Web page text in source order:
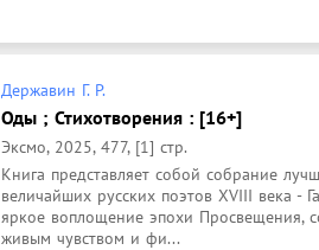
Державин Г. Р.
Оды ; Стихотворения : [16+]
Эксмо, 2025, 477, [1] стр.
Книга представляет собой собрание
величайших русских поэтов XVIII века -
яркое воплощение эпохи Просвещения,
живым чувством и фи...